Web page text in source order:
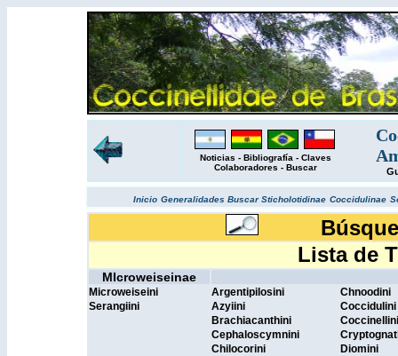
Noticias - Bibliografía - Claves
Colaboradores - Buscar
Inicio Generalidades BuscarSticholotidinae Coccidulinae
Lista de
MIcroweiseinae
Microweiseini Argentipilosini
Chnoodini
Serangiini
Azyiini
Coccidulini
Brachiacanthini
Coccinellini
Cephaloscymnini
Chilocorini
Diomini